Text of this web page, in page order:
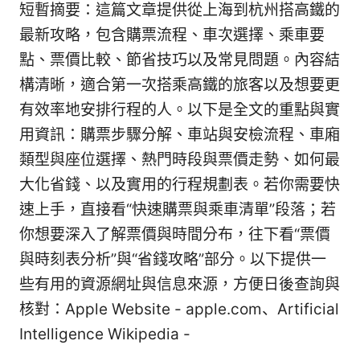
短暫摘要：這篇文章提供從上海到杭州搭高鐵的
最新攻略，包含購票流程、車次選擇、乘車要
點、票價比較、節省技巧以及常見問題。內容結
構清晰，適合第一次搭乘高鐵的旅客以及想要更
有效率地安排行程的人。以下是全文的重點與實
用資訊：購票步驟分解、車站與安檢流程、車廂
類型與座位選擇、熱門時段與票價走勢、如何最
大化省錢、以及實用的行程規劃表。若你需要快
速上手，直接看“快速購票與乘車清單”段落；若
你想要深入了解票價與時間分布，往下看“票價
與時刻表分析”與“省錢攻略”部分。以下提供一
些有用的資源網址與信息來源，方便日後查詢與
核對：Apple Website - apple.com、Artificial
Intelligence Wikipedia -